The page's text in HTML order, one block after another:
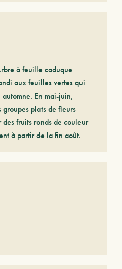
à feuille caduque
aux feuilles vertes qui
En mai-juin,
groupes plats de fleurs
fruits ronds de couleur
à partir de la fin août.